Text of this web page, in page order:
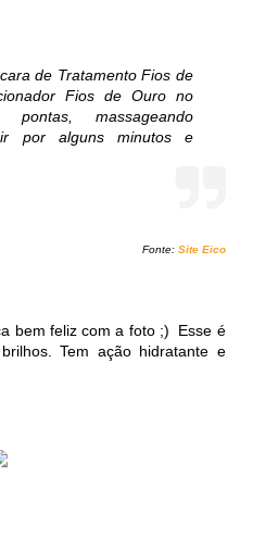
de Tratamento Fios de
Fios de Ouro no
massageando
por alguns minutos e
Fonte: Site Eico
bem feliz com a foto ;) Esse é
Tem ação hidratante e